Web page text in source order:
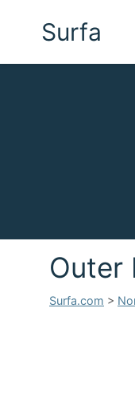
Surfa
Outer
Surfa.com >